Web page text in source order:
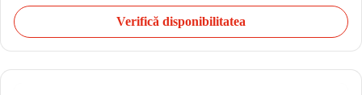
Verifică disponibilitatea